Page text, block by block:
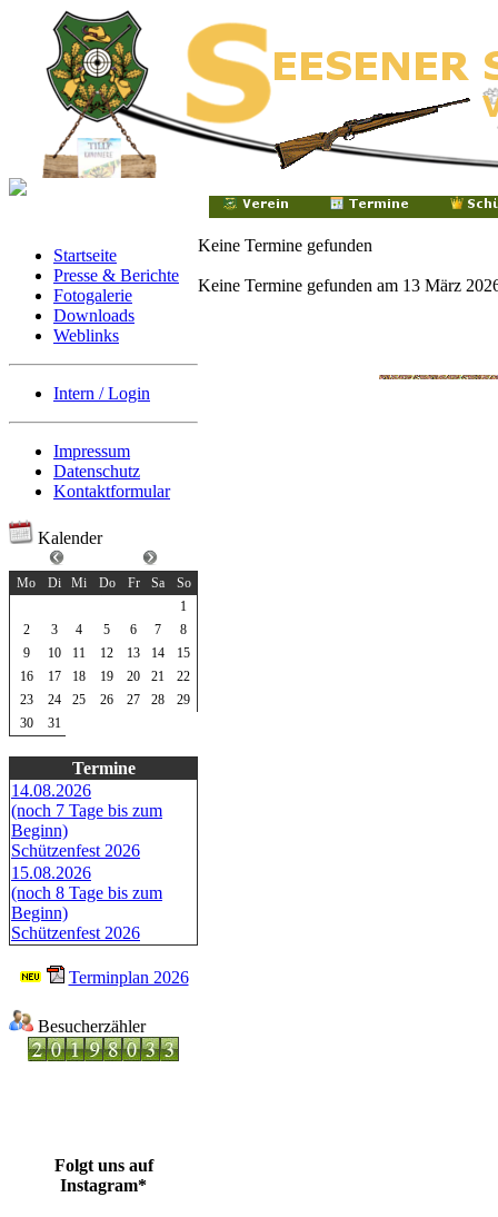
Startseite
Presse & Berichte
Fotogalerie
Downloads
Weblinks
Intern / Login
Impressum
Datenschutz
Kontaktformular
Kalender
Mo
Di Mi Do Fr Sa
So
1
2
3 4 5 6 7
8
9
10 11 12 13 14
15
16
17 18 19 20 21
22
23
24 25 26 27 28
29
30
31
Termine
14.08.2026
(noch 7 Tage bis zum
Beginn)
Schützenfest 2026
15.08.2026
(noch 8 Tage bis zum
Beginn)
Schützenfest 2026
Terminplan 2026
Besucherzähler
Folgt uns auf
Instagram*
Keine Termine gefunden
Keine Termine gefunden am 13 März